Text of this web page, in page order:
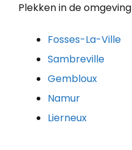
Plekken in de omgeving
Fosses-La-Ville
Sambreville
Gembloux
Namur
Lierneux